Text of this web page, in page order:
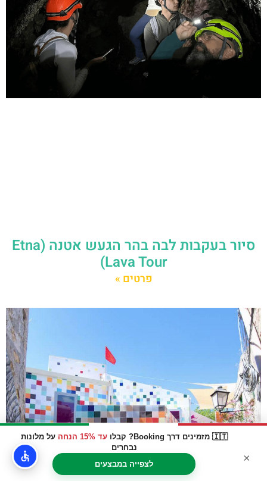
🇮🇹 מזמינים דרך Booking? קבלו עד 15% הנחה
על מלונות
נבחרים
לצפייה במבצעים
×
סיור בעקבות לבה בהר הגעש אטנה (Etna
Lava Tour)
פרטים »